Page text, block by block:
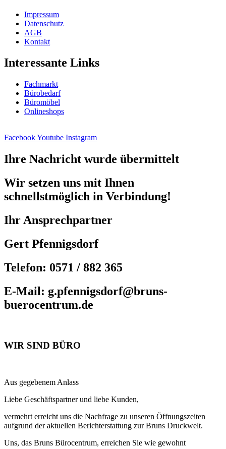
Impressum
Datenschutz
AGB
Kontakt
Interessante Links
Fachmarkt
Bürobedarf
Büromöbel
Onlineshops
FacebookYoutube Instagram
Ihre Nachricht wurde übermittelt
Wir setzen uns mit Ihnen
schnellstmöglich in Verbindung!
Ihr Ansprechpartner
Gert Pfennigsdorf
Telefon: 0571 / 882 365
E-Mail: g.pfennigsdorf@bruns-
buerocentrum.de
WIR SIND BÜRO
Aus gegebenem Anlass
Liebe Geschäftspartner und liebe Kunden,
vermehrt erreicht uns die Nachfrage zu unseren Öffnungszeiten
aufgrund der aktuellen Berichterstattung zur Bruns Druckwelt.
Uns, das Bruns Bürocentrum, erreichen Sie wie gewohnt